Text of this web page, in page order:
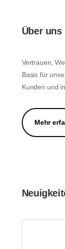
Über uns
Vertrauen,
Basis für
Kunden und
Mehr